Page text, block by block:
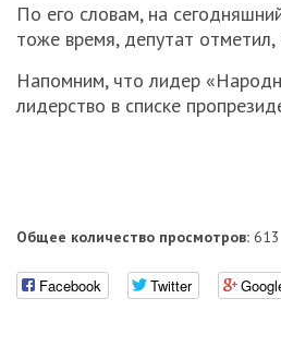
По его словам, на
тоже время, депутат
Напомним, что лидер
лидерство в списке
Общее количество просмотров: 613
Facebook Twitter